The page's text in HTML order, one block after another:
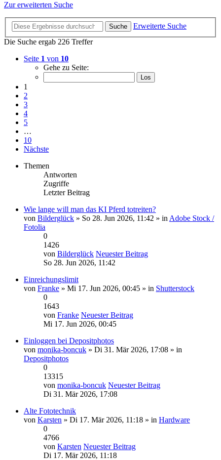
Zur erweiterten Suche
Suche
Erweiterte Suche
Die Suche ergab 226 Treffer
Seite 1 von 10
Gehe zu Seite:
1
2
3
4
5
…
10
Nächste
Themen
Antworten
Zugriffe
Letzter Beitrag
Wie lange will man das KI Pferd totreiten?
von Bilderglück » So 28. Jun 2026, 11:42 » in Adobe Stock /
Fotolia
0
1426
von Bilderglück Neuester Beitrag
So 28. Jun 2026, 11:42
Einreichungslimit
von Franke » Mi 17. Jun 2026, 00:45 » in Shutterstock
0
1643
von Franke Neuester Beitrag
Mi 17. Jun 2026, 00:45
Einloggen bei Depositphotos
von monika-boncuk » Di 31. Mär 2026, 17:08 » in
Depositphotos
0
13315
von monika-boncuk Neuester Beitrag
Di 31. Mär 2026, 17:08
Alte Fototechnik
von Karsten » Di 17. Mär 2026, 11:18 » in Hardware
0
4766
von Karsten Neuester Beitrag
Di 17. Mär 2026, 11:18